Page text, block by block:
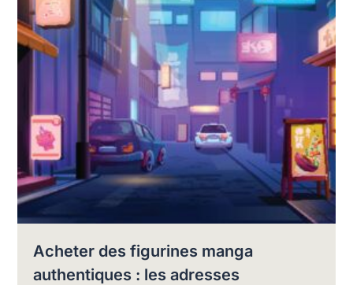
Acheter des figurines manga
authentiques : les adresses